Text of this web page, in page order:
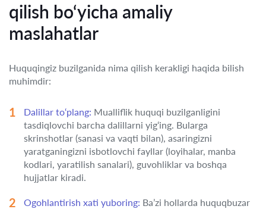
qilish bo‘yicha amaliy
maslahatlar
Huquqingiz buzilganida nima qilish kerakligi haqida bilish
muhimdir:
Dalillar to‘plang: Mualliflik huquqi buzilganligini
tasdiqlovchi barcha dalillarni yig‘ing. Bularga
skrinshotlar (sanasi va vaqti bilan), asaringizni
yaratganingizni isbotlovchi fayllar (loyihalar, manba
kodlari, yaratilish sanalari), guvohliklar va boshqa
hujjatlar kiradi.
Ogohlantirish xati yuboring: Ba’zi hollarda huquqbuzar